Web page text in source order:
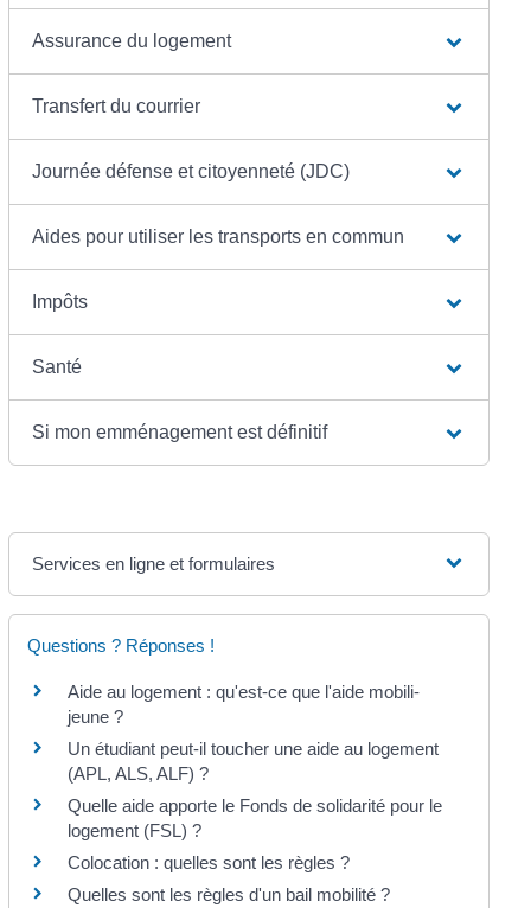
Assurance du logement
Transfert du courrier
Journée défense et citoyenneté (JDC)
Aides pour utiliser les transports en commun
Impôts
Santé
Si mon emménagement est définitif
Services en ligne et formulaires
Questions ? Réponses !
Aide au logement : qu'est-ce que l'aide mobili-
jeune ?
Un étudiant peut-il toucher une aide au logement
(APL, ALS, ALF) ?
Quelle aide apporte le Fonds de solidarité pour le
logement (FSL) ?
Colocation : quelles sont les règles ?
Quelles sont les règles d'un bail mobilité ?